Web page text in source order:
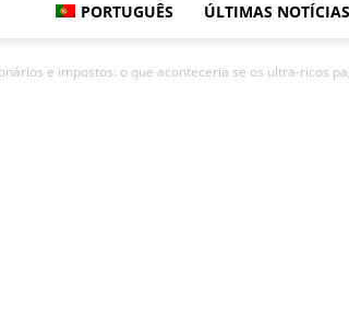
PORTUGUÊS ÚLTIMAS
e impostos: o que aconteceria se os ultra-ricos